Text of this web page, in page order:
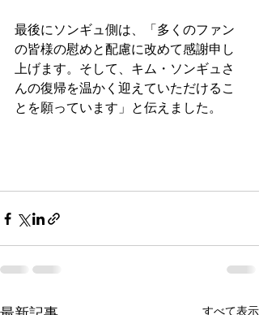
最後にソンギュ側は、「多くのファン
の皆様の慰めと配慮に改めて感謝申し
上げます。そして、キム・ソンギュさ
んの復帰を温かく迎えていただけるこ
とを願っています」と伝えました。
すべて表示